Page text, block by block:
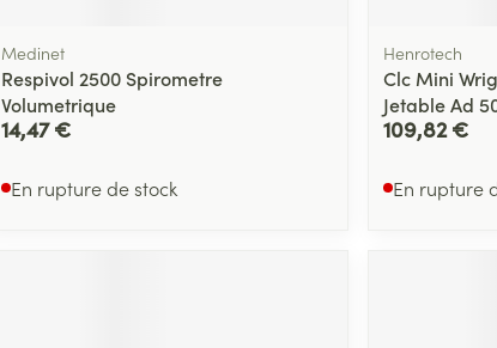
Medinet
Respivol 2500 Spirometre
Volumetrique
14,47 €
En rupture de stock
Henrotech
Clc Mini
Jetable Ad
109,82 €
En rupture